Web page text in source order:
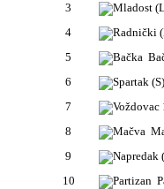
3
4
5
6
7
8
9
10